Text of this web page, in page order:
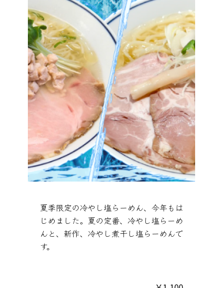
夏季限定の冷やし塩らーめん、今年もは
じめました。夏の定番、冷やし塩らーめ
んと、新作、冷やし煮干し塩らーめんで
す。